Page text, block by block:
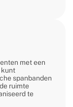
met een
kunt
spanbanden
ruimte
te